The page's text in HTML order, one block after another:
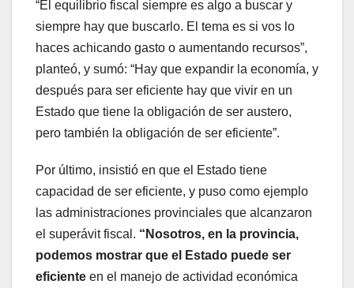
“El equilibrio fiscal siempre es algo a buscar y
siempre hay que buscarlo. El tema es si vos lo
haces achicando gasto o aumentando recursos”,
planteó, y sumó: “Hay que expandir la economía, y
después para ser eficiente hay que vivir en un
Estado que tiene la obligación de ser austero,
pero también la obligación de ser eficiente”.
Por último, insistió en que el Estado tiene
capacidad de ser eficiente, y puso como ejemplo
las administraciones provinciales que alcanzaron
el superávit fiscal. “Nosotros, en la provincia,
podemos mostrar que el Estado puede ser
eficiente en el manejo de actividad económica